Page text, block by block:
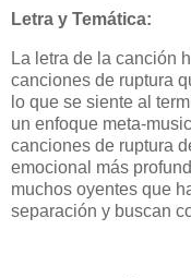
Letra y Temática:
La letra de la canción
canciones de ruptura
lo que se siente al
un enfoque meta-
canciones de ruptura
emocional más
muchos oyentes que
separación y buscan